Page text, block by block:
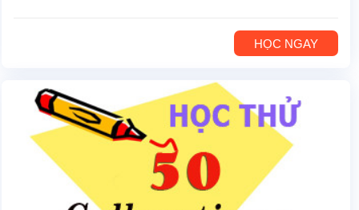
HỌC NGAY